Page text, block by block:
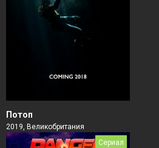
Потоп
2019, Великобритания
Сериал